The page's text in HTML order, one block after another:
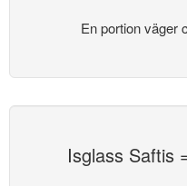
En portion väger
Isglass Saftis